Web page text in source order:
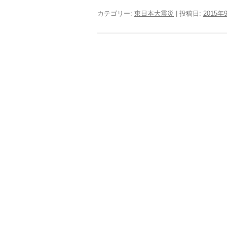
カテゴリー: 東日本大震災 | 投稿日: 2015年